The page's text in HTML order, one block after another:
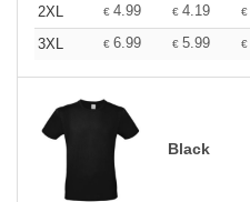
2XL
€ 4.99 € 4.19 €
3XL
€ 6.99 € 5.99 €
Black